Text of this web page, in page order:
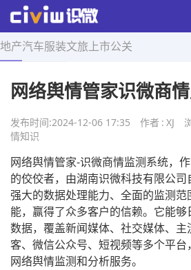
地产汽车服装文旅 上市公关
首页 > 舆情知识 > 正文
网络舆情管家识微商
发布时间:2024-12-06 17:35 作者 : XJ
情知识
网络舆情管家-识微商情监测系统，
的佼佼者，由湖南识微科技有限公
强大的数据处理能力、全面的监测
能，赢得了众多客户的信赖。它能
数据，覆盖新闻媒体、社交媒体、
客、微信公众号、短视频等多个平台
网络舆情监测和分析服务。